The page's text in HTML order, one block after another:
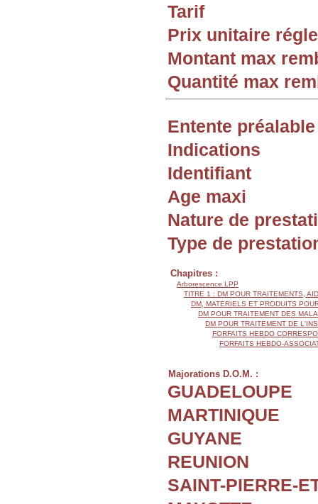
Tarif
Prix unitaire
Montant max
Quantité max
Entente préalable
Indications
Identifiant
Age maxi
Nature de
Type de
Chapitres :
Arborescence LPP
TITRE 1 : DM POUR TRAITEMENTS,
DM, MATERIELS ET PRODUITS
DM POUR TRAITEMENT DES
DM POUR TRAITEMENT DE
FORFAITS HEBDO
FORFAITS HEBDO-
Majorations D.O.M. :
GUADELOUPE
MARTINIQUE
GUYANE
REUNION
SAINT-PIERRE-